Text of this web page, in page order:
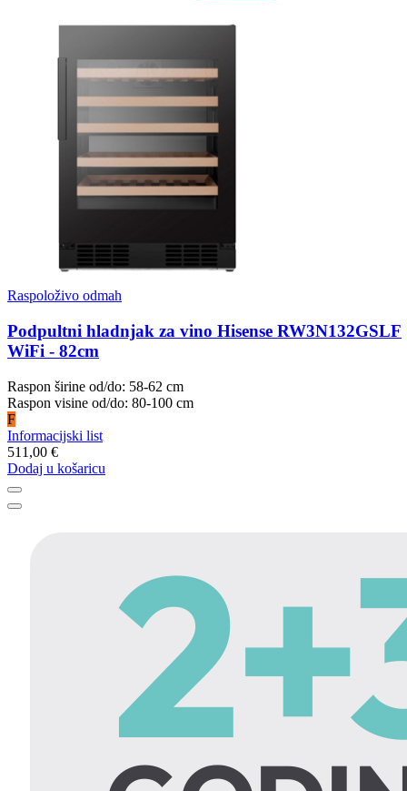
Raspoloživo odmah
Podpultni hladnjak za vino Hisense RW3N132GSLF
WiFi - 82cm
Raspon širine od/do: 58-62 cm
Raspon visine od/do: 80-100 cm
F
Informacijski list
511,00 €
Dodaj u košaricu